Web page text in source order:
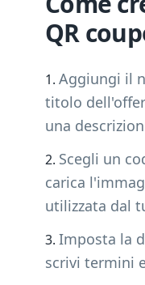
QR
Aggiungi il
titolo
una
Scegli un
carica
utilizzata dal
Imposta la
scrivi termini